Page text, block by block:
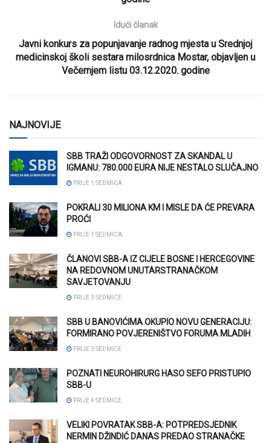
Idući članak
Javni konkurs za popunjavanje radnog mjesta u Srednjoj
medicinskoj školi sestara milosrdnica Mostar, objavljen u
Večernjem listu 03.12.2020. godine
NAJNOVIJE
SBB TRAŽI ODGOVORNOST ZA SKANDAL U
IGMANU: 780.000 EURA NIJE NESTALO SLUČAJNO
PRIJE 1 SEDMICA
POKRALI 30 MILIONA KM I MISLE DA ĆE PREVARA
PROĆI
PRIJE 1 SEDMICA
ČLANOVI SBB-A IZ CIJELE BOSNE I HERCEGOVINE
NA REDOVNOM UNUTARSTRANAČKOM
SAVJETOVANJU
PRIJE 3 SEDMICE
SBB U BANOVIĆIMA OKUPIO NOVU GENERACIJU:
FORMIRANO POVJERENIŠTVO FORUMA MLADIH
PRIJE 3 SEDMICE
POZNATI NEUROHIRURG HASO SEFO PRISTUPIO
SBB-U
PRIJE 4 SEDMICE
VELIKI POVRATAK SBB-A: POTPREDSJEDNIK
NERMIN DŽINDIĆ DANAS PREDAO STRANAČKE